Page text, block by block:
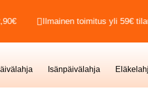
Ilmainen toimitus yli 59€ tilauksille!
Isänpäivälahja